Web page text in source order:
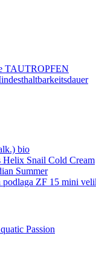
TAUTROPFEN
bio
Helix Snail Cold Cream
Summer
ZF 15 mini
Passion